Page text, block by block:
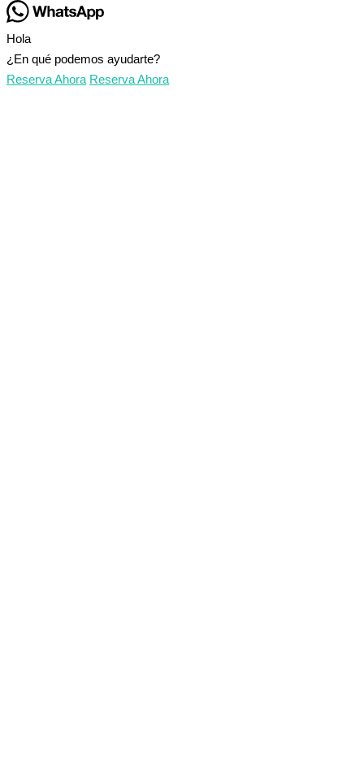
Hola
¿En qué podemos ayudarte?
Reserva Ahora Reserva Ahora